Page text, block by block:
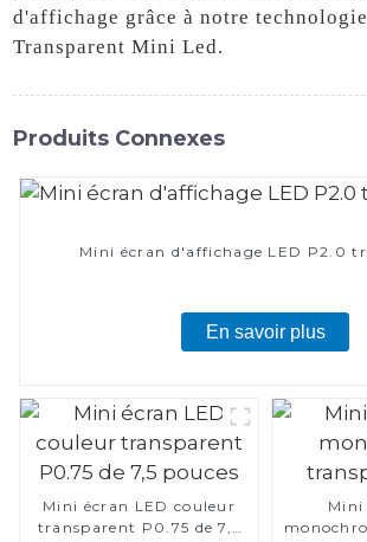
d'affichage grâce à notre
Transparent Mini Led.
Produits Connexes
Mini écran d'affichage LED P2.0
En savoir plus
Mini écran LED couleur
transparent P0.75 de 7,5
Mini